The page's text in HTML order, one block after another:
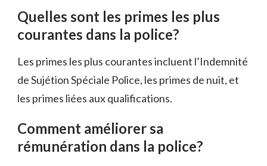
Quelles sont les primes les plus
courantes dans la police?
Les primes les plus courantes incluent l’Indemnité
de Sujétion Spéciale Police, les primes de nuit, et
les primes liées aux qualifications.
Comment améliorer sa
rémunération dans la police?